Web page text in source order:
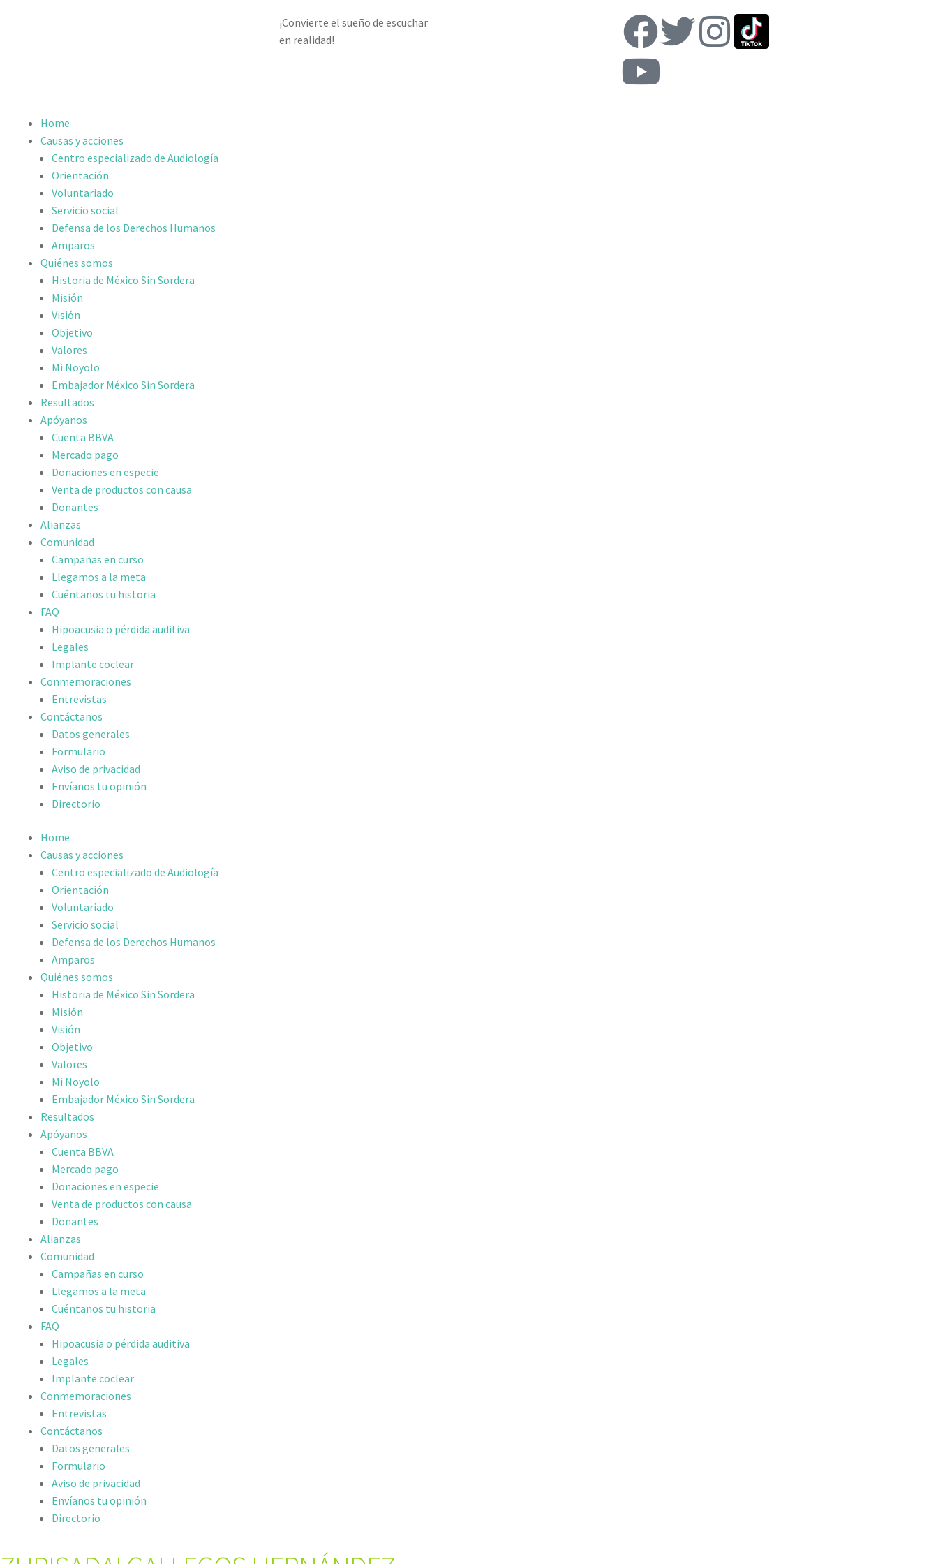
¡Convierte el sueño de escuchar
en realidad!
Home
Causas y acciones
Centro especializado de Audiología
Orientación
Voluntariado
Servicio social
Defensa de los Derechos Humanos
Amparos
Quiénes somos
Historia de México Sin Sordera
Misión
Visión
Objetivo
Valores
Mi Noyolo
Embajador México Sin Sordera
Resultados
Apóyanos
Cuenta BBVA
Mercado pago
Donaciones en especie
Venta de productos con causa
Donantes
Alianzas
Comunidad
Campañas en curso
Llegamos a la meta
Cuéntanos tu historia
FAQ
Hipoacusia o pérdida auditiva
Legales
Implante coclear
Conmemoraciones
Entrevistas
Contáctanos
Datos generales
Formulario
Aviso de privacidad
Envíanos tu opinión
Directorio
Home
Causas y acciones
Centro especializado de Audiología
Orientación
Voluntariado
Servicio social
Defensa de los Derechos Humanos
Amparos
Quiénes somos
Historia de México Sin Sordera
Misión
Visión
Objetivo
Valores
Mi Noyolo
Embajador México Sin Sordera
Resultados
Apóyanos
Cuenta BBVA
Mercado pago
Donaciones en especie
Venta de productos con causa
Donantes
Alianzas
Comunidad
Campañas en curso
Llegamos a la meta
Cuéntanos tu historia
FAQ
Hipoacusia o pérdida auditiva
Legales
Implante coclear
Conmemoraciones
Entrevistas
Contáctanos
Datos generales
Formulario
Aviso de privacidad
Envíanos tu opinión
Directorio